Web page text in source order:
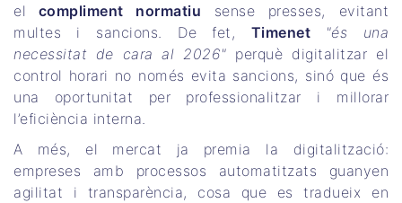
el compliment normatiu sense presses, evitant
multes i sancions. De fet, Timenet
"és una
necessitat de cara al 2026" perquè digitalitzar el
control horari no només evita sancions, sinó que és
una oportunitat per professionalitzar i millorar
l’eficiència interna.
A més, el mercat ja premia la digitalització:
empreses amb processos automatitzats guanyen
agilitat i transparència, cosa que es tradueix en